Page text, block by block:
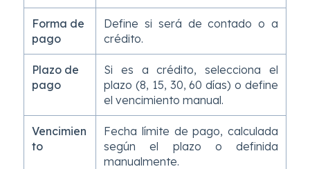
Forma de
pago
Define si será de contado o a
crédito.
Plazo de
pago
Si es a crédito, selecciona el
plazo (8, 15, 30, 60 días) o define
el vencimiento manual.
Vencimien
to
Fecha límite de pago, calculada
según el plazo o definida
manualmente.